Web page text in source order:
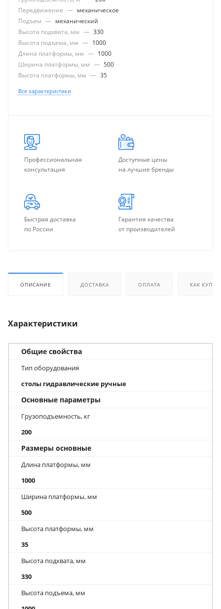
Передвижение — механическое
Подъем — механический
Высота подхвата, мм — 330
Высота подъема, мм — 1000
Длина платформы, мм — 1000
Ширина платформы, мм — 500
Высота платформы, мм — 35
Все характеристики
Профессиональная
консультация
Доступные цены
на лучшие бренды
Быстрая доставка
по России
Гарантия качества
от производителей
ОПИСАНИЕ ДОСТАВКА ОПЛАТА КАК
Характеристики
Общие свойства
Тип оборудования
столы гидравлические ручные
Основные параметры
Грузоподъемность, кг
200
Размеры основные
Длина платформы, мм
1000
Ширина платформы, мм
500
Высота платформы, мм
35
Высота подхвата, мм
330
Высота подъема, мм